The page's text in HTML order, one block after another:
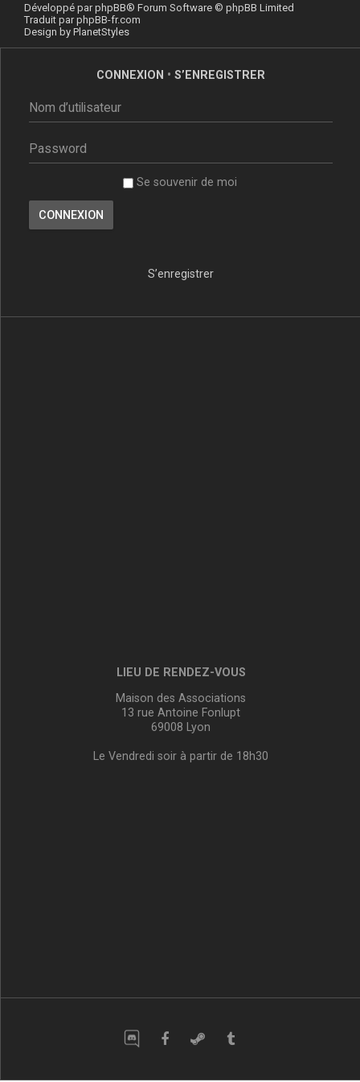
Développé parphpBB® Forum Software © phpBB Limited
Traduit parphpBB-fr.com
Design by PlanetStyles
CONNEXION • S’ENREGISTRER
Se souvenir de moi
S’enregistrer
LIEU DE RENDEZ-VOUS
Maison des Associations
13 rue Antoine Fonlupt
69008 Lyon
Le Vendredi soir à partir de 18h30